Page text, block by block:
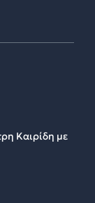
Καιρίδη με